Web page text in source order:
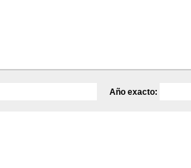
Año exacto: